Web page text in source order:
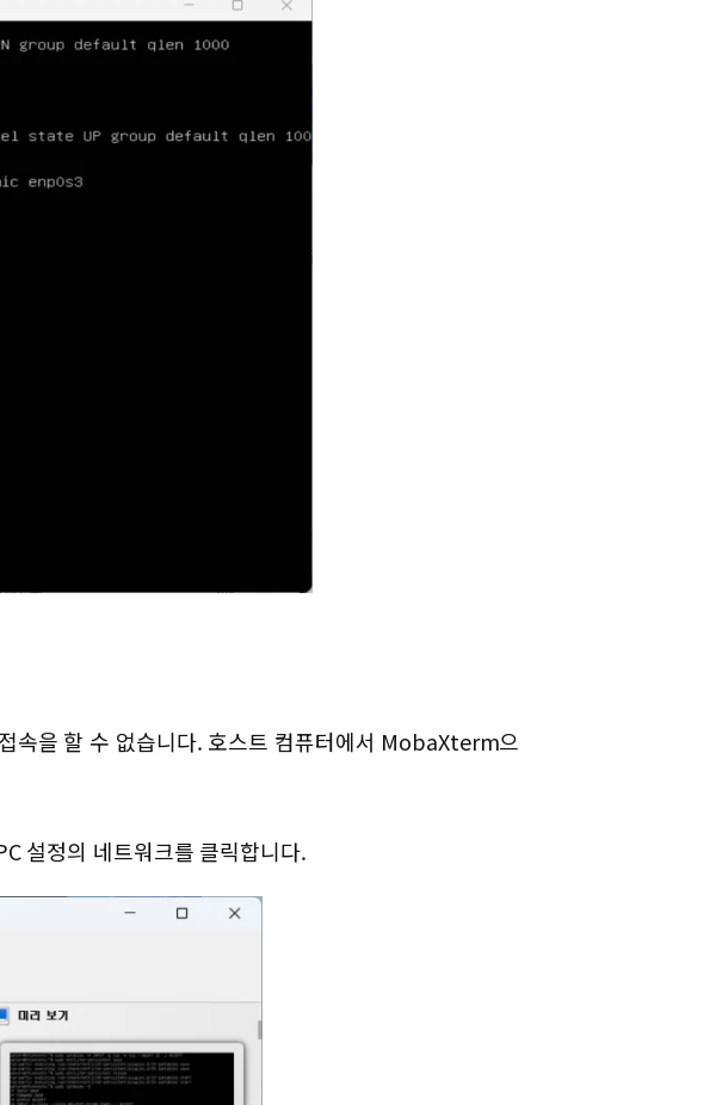
을 할 수 없습니다. 호스트 컴퓨터에서 MobaXterm으
설정의 네트워크를 클릭합니다.